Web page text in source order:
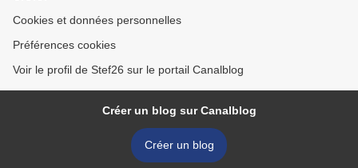
Cookies et données personnelles
Préférences cookies
Voir le profil de Stef26 sur le portail Canalblog
Créer un blog sur Canalblog
Créer un blog